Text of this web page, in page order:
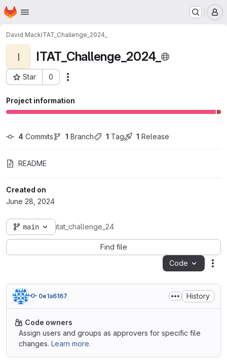
Skip to main content
Homepage
David MackITAT_Challenge_2024_
I ITAT_Challenge_2024_
Star 0
Project ID: 174270
Project information
4 Commits 1 Branch 1 Tag 1 Release
README
Created on
June 28, 2024
main itat_challenge_24
Find file
Code
0e1a6167 History
Code owners
Assign users and groups as approvers for specific file
changes. Learn more.